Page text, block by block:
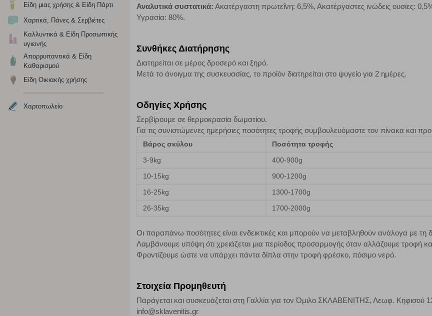
Είδη μιας χρήσης & Είδη Πάρτι
Χαρτικά, Πάνες & Σερβιέτες
Καλλυντικά & Είδη Προσωπικής
υγιεινής
Απορρυπαντικά & Είδη
Καθαρισμού
Είδη Οικιακής χρήσης
Χαρτοπωλείο
Αναλυτικά συστατικά: Ακατέργαστη πρωτεΐνη: 6,5%, Ακατέργαστες ινώδεις ουσίες:
Υγρασία: 80%.
Συνθήκες Διατήρησης
Διατηρείται σε μέρος δροσερό και ξηρό.
Μετά το άνοιγμα της συσκευασίας, το προϊόν διατηρείται στο ψυγείο για 2 ημέρες.
Οδηγίες Χρήσης
Σερβίρουμε σε θερμοκρασία δωματίου.
Για τις συνιστώμενες ημερήσιες ποσότητες τροφής συμβουλευόμαστε τον πίνακα και
Βάρος σκύλου Ποσότητα τροφής
3-9kg
400-900g
10-15kg
900-1200g
16-25kg
1300-1700g
26-35kg
1700-2000g
Οι παραπάνω ποσότητες είναι ενδεικτικές και μπορούν να μεταβληθούν ανάλογα με τη
Λαμβάνουμε υπόψη ότι χρειάζεται μια περίοδος προσαρμογής όταν αλλάζουμε τροφή
Φροντίζουμε ώστε να υπάρχει πάντα δίπλα στην τροφή φρέσκο, πόσιμο νερό.
Στοιχεία Προμηθευτή
Παράγεται και συσκευάζεται στη Γαλλία για τον Όμιλο ΣΚΛΑΒΕΝΙΤΗΣ, Λεωφ. Κηφισού
info@sklavenitis.gr
Η συγκεκριμένη κατηγορία cookies ρυθμίζεται από συνεργάτες μας (με αντικείμενο τη διαφήμιση) μέσω του ιστότοπού μας. Εφ’
το πρόγραμμα περιήγησης και τη συσκευή σας. Αν δεν επιλέξετε τη συγκεκριμένη κατηγορία cookies, δεν θα λαμβάνετε
Cookies απόδοσης
Η συγκεκριμένη κατηγορία cookies μας δίνει τη δυνατότητα να ενημερωνόμαστε για την επισκεψιμότητα του ιστότοπού μας,
να γνωρίζουμε ποιες σελίδες είναι περισσότερο, ή λιγότερο δημοφιλείς και να βλέπουμε την αλληλεπίδραση του χρήστη και
τα cookies είναι συγκεντρωτικές και, συνεπώς, ανώνυμες. Αν δεν επιτρέψετε την αποδοχή αυτής της κατηγορίας cookies, δεν θα
Απολύτως απαραίτητα cookies
αποκλείει ή να σας ειδοποιεί σχετικά με αυτά τα cookies, με το ενδεχόμενο σε αυτήν την περίπτωση ορισμένα τμήματα του